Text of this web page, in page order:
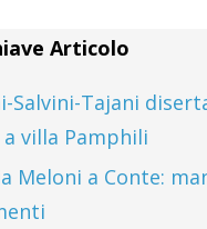
Articolo
Salvini-Tajani
a villa Pamphili
Meloni a Conte: